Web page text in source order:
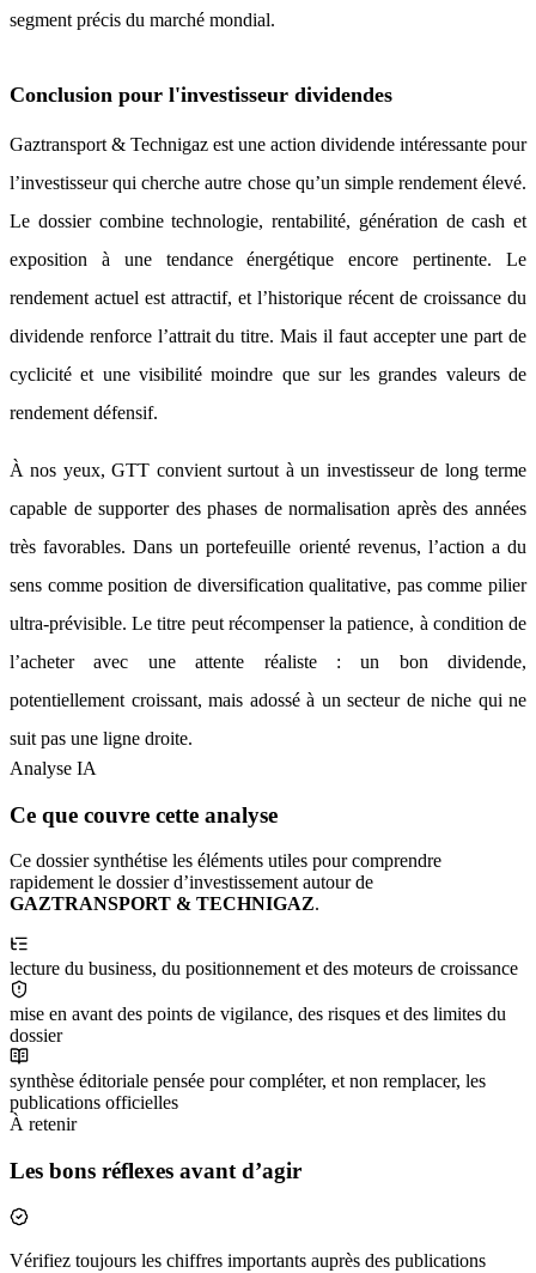
segment précis du marché mondial.
Conclusion pour l'investisseur dividendes
Gaztransport & Technigaz est une action dividende intéressante pour
l’investisseur qui cherche autre chose qu’un simple rendement élevé.
Le dossier combine technologie, rentabilité, génération de cash et
exposition à une tendance énergétique encore pertinente. Le
rendement actuel est attractif, et l’historique récent de croissance du
dividende renforce l’attrait du titre. Mais il faut accepter une part de
cyclicité et une visibilité moindre que sur les grandes valeurs de
rendement défensif.
À nos yeux, GTT convient surtout à un investisseur de long terme
capable de supporter des phases de normalisation après des années
très favorables. Dans un portefeuille orienté revenus, l’action a du
sens comme position de diversification qualitative, pas comme pilier
ultra-prévisible. Le titre peut récompenser la patience, à condition de
l’acheter avec une attente réaliste : un bon dividende,
potentiellement croissant, mais adossé à un secteur de niche qui ne
suit pas une ligne droite.
Analyse IA
Ce que couvre cette analyse
Ce dossier synthétise les éléments utiles pour comprendre
rapidement le dossier d’investissement autour de
GAZTRANSPORT & TECHNIGAZ.
lecture du business, du positionnement et des moteurs de croissance
mise en avant des points de vigilance, des risques et des limites du
dossier
synthèse éditoriale pensée pour compléter, et non remplacer, les
publications officielles
À retenir
Les bons réflexes avant d’agir
Vérifiez toujours les chiffres importants auprès des publications